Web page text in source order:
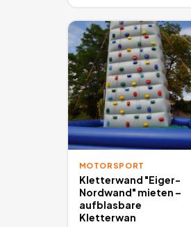
MOTORSPORT
Kletterwand "Eiger-
Nordwand" mieten –
aufblasbare
Kletterwan